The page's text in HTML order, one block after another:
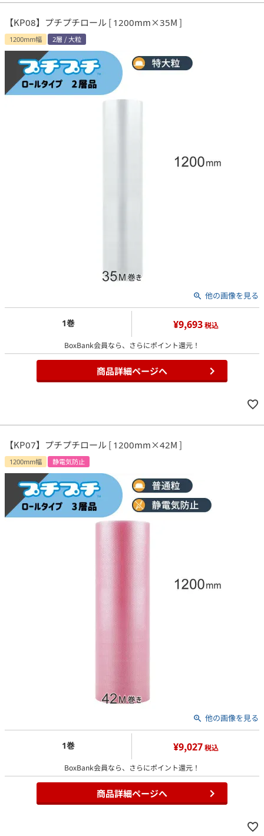
【KP08】プチプチロール [ 1200mm×35M ]
1200mm幅 2層 / 大粒
他の画像を見る
1巻 ¥9,693 税込
BoxBank会員なら、さらにポイント還元！
商品詳細ページへ
【KP07】プチプチロール [ 1200mm×42M ]
1200mm幅 静電気防止
他の画像を見る
1巻 ¥9,027 税込
BoxBank会員なら、さらにポイント還元！
商品詳細ページへ